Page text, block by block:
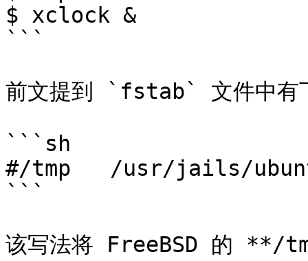
$ xclock &
```
前文提到 `fstab` 文件中有
```sh
#/tmp   /usr/jails/
```
该写法将 FreeBSD 的 **/